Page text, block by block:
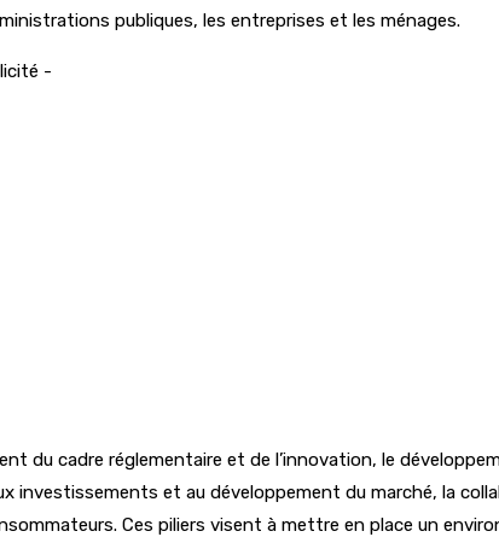
publiques, les entreprises et les ménages.
-
du cadre réglementaire et de l’innovation, le
et au développement du marché, la
Ces piliers visent à mettre en place un